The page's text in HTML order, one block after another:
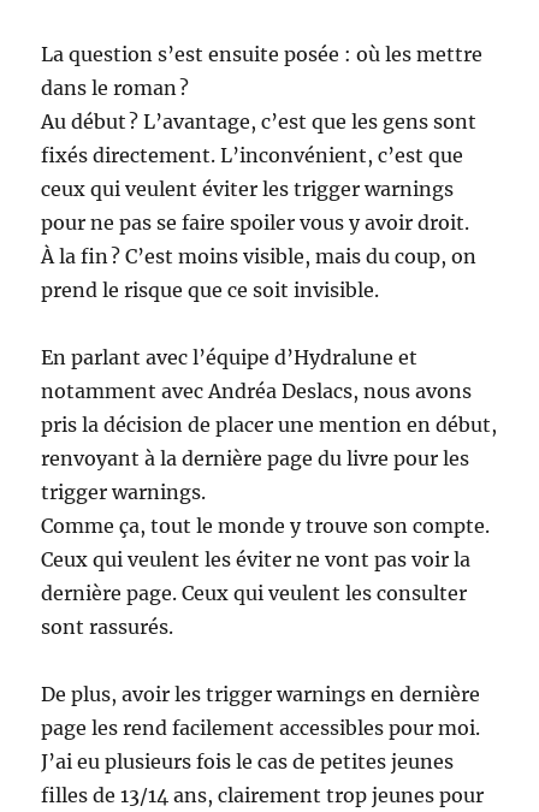
La question s’est ensuite posée : où les mettre
dans le roman ?
Au début ? L’avantage, c’est que les gens sont
fixés directement. L’inconvénient, c’est que
ceux qui veulent éviter les trigger warnings
pour ne pas se faire spoiler vous y avoir droit.
À la fin ? C’est moins visible, mais du coup, on
prend le risque que ce soit invisible.
En parlant avec l’équipe d’Hydralune et
notamment avec Andréa Deslacs, nous avons
pris la décision de placer une mention en début,
renvoyant à la dernière page du livre pour les
trigger warnings.
Comme ça, tout le monde y trouve son compte.
Ceux qui veulent les éviter ne vont pas voir la
dernière page. Ceux qui veulent les consulter
sont rassurés.
De plus, avoir les trigger warnings en dernière
page les rend facilement accessibles pour moi.
J’ai eu plusieurs fois le cas de petites jeunes
filles de 13/14 ans, clairement trop jeunes pour